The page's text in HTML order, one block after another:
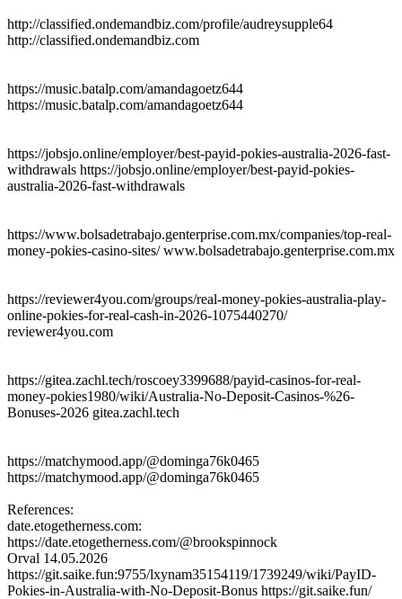
http://classified.ondemandbiz.com/profile/audreysupple64
http://classified.ondemandbiz.com
https://music.batalp.com/amandagoetz644
https://music.batalp.com/amandagoetz644
https://jobsjo.online/employer/best-payid-pokies-australia-2026-fast-
withdrawals https://jobsjo.online/employer/best-payid-pokies-
australia-2026-fast-withdrawals
https://www.bolsadetrabajo.genterprise.com.mx/companies/top-real-
money-pokies-casino-sites/ www.bolsadetrabajo.genterprise.com.mx
https://reviewer4you.com/groups/real-money-pokies-australia-play-
online-pokies-for-real-cash-in-2026-1075440270/
reviewer4you.com
https://gitea.zachl.tech/roscoey3399688/payid-casinos-for-real-
money-pokies1980/wiki/Australia-No-Deposit-Casinos-%26-
Bonuses-2026 gitea.zachl.tech
https://matchymood.app/@dominga76k0465
https://matchymood.app/@dominga76k0465
References:
date.etogetherness.com:
https://date.etogetherness.com/@brookspinnock
Orval 14.05.2026
https://git.saike.fun:9755/lxynam35154119/1739249/wiki/PayID-
Pokies-in-Australia-with-No-Deposit-Bonus https://git.saike.fun/